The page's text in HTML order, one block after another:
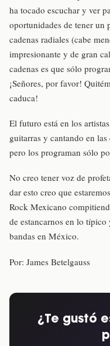
ha tocado escuchar y ver
oportunidades de tener un
cadenas radiales (cabe
impresionante y de gran
cadenas es que sólo
¡Señores, por favor!
caduca!
El futuro está en los
guitarras y cantando en
pero los programan sólo
No creo tener voz de
dar esto creo que
Rock Mexicano
de estancarnos en lo
bandas en México.
Por: James Betelgauss
¿Te gustó